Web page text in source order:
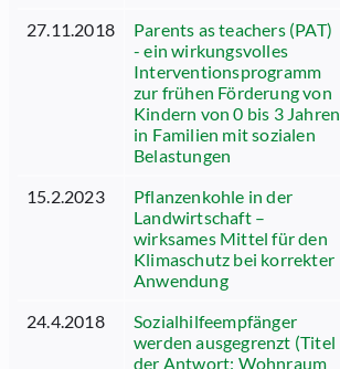
27.11.2018
Parents as teachers (PAT)
- ein wirkungsvolles
Interventionsprogramm
zur frühen Förderung von
Kindern von 0 bis 3 Jahren
in Familien mit sozialen
Belastungen
15.2.2023
Pflanzenkohle in der
Landwirtschaft –
wirksames Mittel für den
Klimaschutz bei korrekter
Anwendung
24.4.2018
Sozialhilfeempfänger
werden ausgegrenzt (Titel
der Antwort: Wohnraum